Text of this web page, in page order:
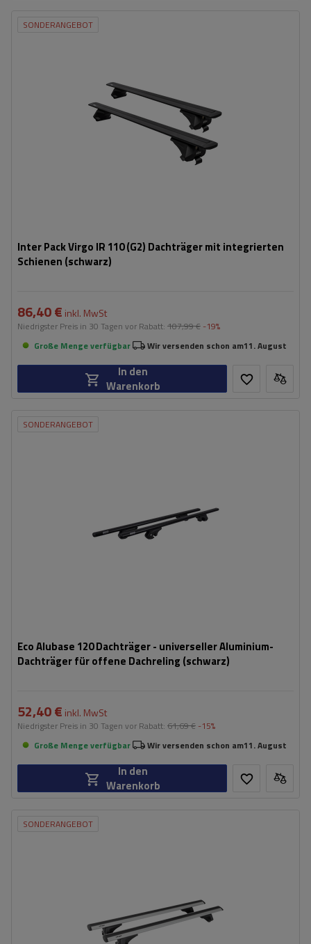
SONDERANGEBOT
Inter Pack Virgo IR 110 (G2) Dachträger mit integrierten
Schienen (schwarz)
86,40 € inkl. MwSt
Niedrigster Preis in 30 Tagen vor Rabatt: 107,99 € -19%
Große Menge verfügbar
Wir versenden schon am11. August
In den
Warenkorb
SONDERANGEBOT
Eco Alubase 120 Dachträger - universeller Aluminium-
Dachträger für offene Dachreling (schwarz)
52,40 € inkl. MwSt
Niedrigster Preis in 30 Tagen vor Rabatt: 61,69 € -15%
Große Menge verfügbar
Wir versenden schon am11. August
In den
Warenkorb
SONDERANGEBOT